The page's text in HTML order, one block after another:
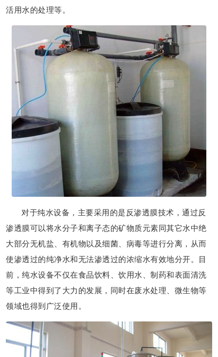
活用水的处理等。
对于纯水设备，主要采用的是反渗透膜技术，通过反
渗透膜可以将水分子和离子态的矿物质元素同其它水中绝
大部分无机盐、有机物以及细菌、病毒等进行分离，从而
使渗透过的纯净水和无法渗透过的浓缩水有效地分开。目
前，纯水设备不仅在食品饮料、饮用水、制药和表面清洗
等工业中得到了大力的发展，同时在废水处理、微生物等
领域也得到广泛使用。